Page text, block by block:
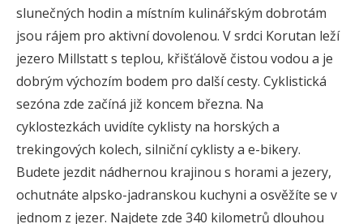
slunečných hodin a místním kulinářským dobrotám
jsou rájem pro aktivní dovolenou. V srdci Korutan leží
jezero Millstatt s teplou, křišťálově čistou vodou a je
dobrým výchozím bodem pro další cesty. Cyklistická
sezóna zde začíná již koncem března. Na
cyklostezkách uvidíte cyklisty na horských a
trekingových kolech, silniční cyklisty a e-bikery.
Budete jezdit nádhernou krajinou s horami a jezery,
ochutnáte alpsko-jadranskou kuchyni a osvěžíte se v
jednom z jezer. Najdete zde 340 kilometrů dlouhou